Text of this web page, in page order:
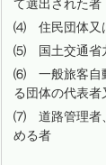
て選出された者
⑷ 住民団体又
⑸ 国土交通省
⑹ 一般旅客自
る団体の代表
⑺ 道路管理者
める者